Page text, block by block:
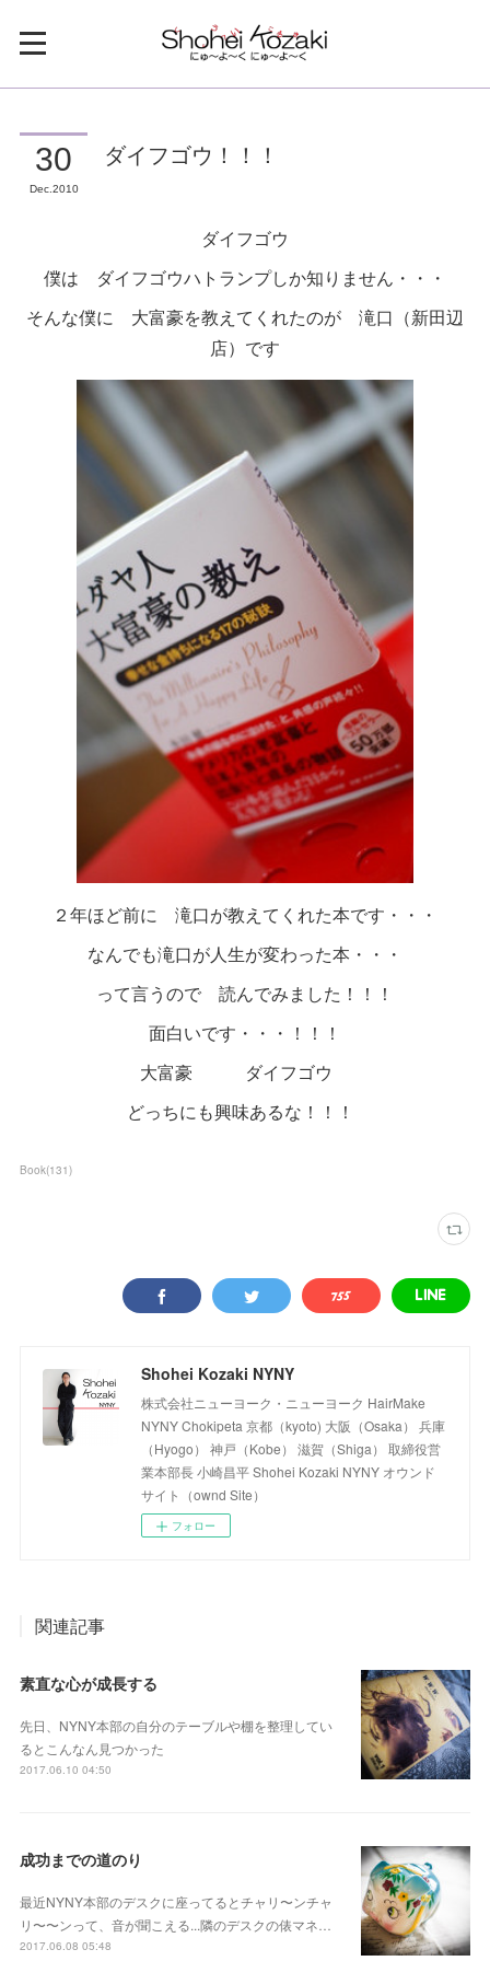
30
Dec 2010
ダイフゴウ！！！
ダイフゴウ
僕は ダイフゴウハトランプしか知りません・・・
そんな僕に 大富豪を教えてくれたのが 滝口（新田辺
店）です
２年ほど前に 滝口が教えてくれた本です・・・
なんでも滝口が人生が変わった本・・・
って言うので 読んでみました！！！
面白いです・・・！！！
大富豪 ダイフゴウ
どっちにも興味あるな！！！
Book(131)
Shohei Kozaki NYNY
株式会社ニューヨーク・ニューヨーク HairMake
NYNY Chokipeta 京都（kyoto) 大阪（Osaka） 兵庫
（Hyogo） 神戸（Kobe） 滋賀（Shiga） 取締役営
業本部長 小崎昌平 Shohei Kozaki NYNY オウンド
サイト（ownd Site）
フォロー
関連記事
素直な心が成長する
先日、NYNY本部の自分のテーブルや棚を整理してい
るとこんなん見つかった
2017.06.10 04:50
成功までの道のり
最近NYNY本部のデスクに座ってるとチャリ〜ンチャ
リ〜〜ンって、音が聞こえる...隣のデスクの俵マネ…
2017.06.08 05:48